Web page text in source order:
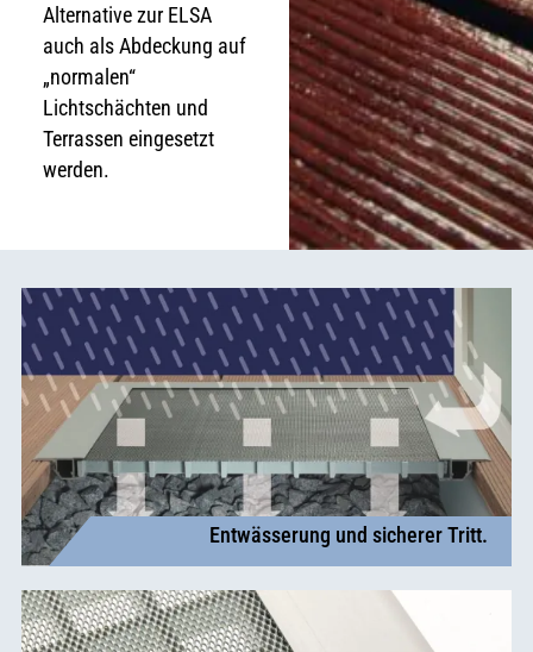
Alternative zur ELSA
auch als Abdeckung auf
„normalen“
Lichtschächten und
Terrassen eingesetzt
werden.
Entwässerung und sicherer Tritt.